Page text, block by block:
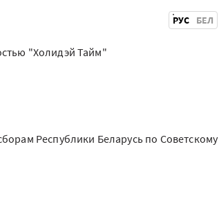
РУС БЕЛ
"Холидэй Тайм"
Республики Беларусь по Советскому